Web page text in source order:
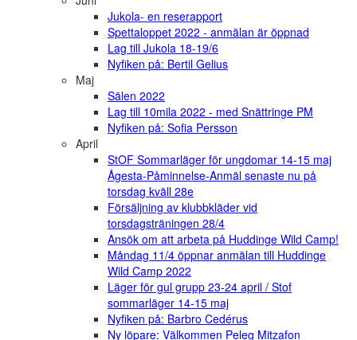
Jukola- en reserapport
Spettaloppet 2022 - anmälan är öppnad
Lag till Jukola 18-19/6
Nyfiken på: Bertil Gelius
Maj
Sälen 2022
Lag till 10mila 2022 - med Snättringe PM
Nyfiken på: Sofia Persson
April
StOF Sommarläger för ungdomar 14-15 maj
Ågesta-Påminnelse-Anmäl senaste nu på
torsdag kväll 28e
Försäljning av klubbkläder vid
torsdagsträningen 28/4
Ansök om att arbeta på Huddinge Wild Camp!
Måndag 11/4 öppnar anmälan till Huddinge
Wild Camp 2022
Läger för gul grupp 23-24 april / Stof
sommarläger 14-15 maj
Nyfiken på: Barbro Cedérus
Ny löpare: Välkommen Peleg Mitzafon